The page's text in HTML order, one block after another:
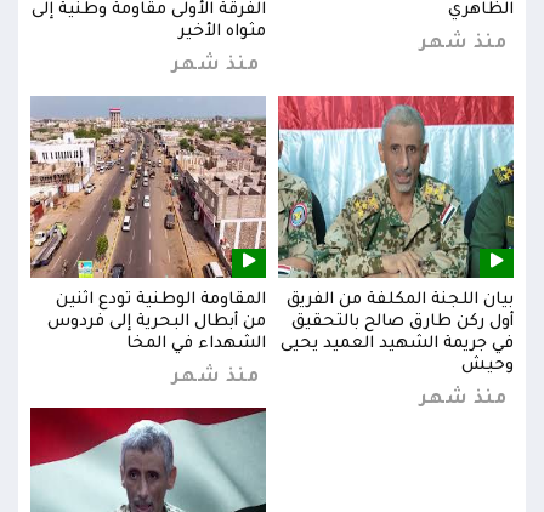
الظاهري
منذ شهر
الفرقة الأولى مقاومة وطنية إلى
مثواه الأخير
منذ شهر
بيان اللجنة المكلفة من الفريق
أول ركن طارق صالح بالتحقيق
في جريمة الشهيد العميد يحيى
وحيش
منذ شهر
المقاومة الوطنية تودع اثنين
من أبطال البحرية إلى فردوس
الشهداء في المخا
منذ شهر